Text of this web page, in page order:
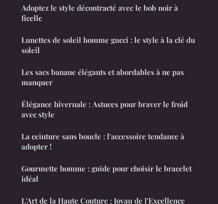
Adoptez le style décontracté avec le bob noir à
ficelle
Lunettes de soleil homme gucci : le style à la clé du
soleil
Les sacs banane élégants et abordables à ne pas
manquer
Élégance hivernale : Astuces pour braver le froid
avec style
La ceinture sans boucle : l'accessoire tendance à
adopter !
Gourmette homme : guide pour choisir le bracelet
idéal
L'Art de la Haute Couture : Joyau de l'Excellence